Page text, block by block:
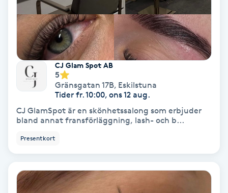
Faceliftmassage
Fet hårbotten
Fettreducering
Fibromassage
Fillers
Fotsvamp
CJ Glam Spot AB
5
Gränsgatan 17B, Eskilstuna
Tider fr. 10:00, ons 12 aug.
CJ GlamSpot är en skönhetssalong som erbjuder
bland annat fransförläggning, lash- och b...
Presentkort